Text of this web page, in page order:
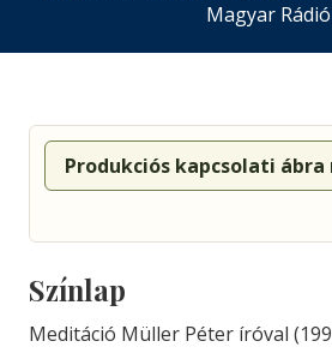
Magyar Rádió
Produkciós kapcsolati
Színlap
Meditáció Müller Péter íróval